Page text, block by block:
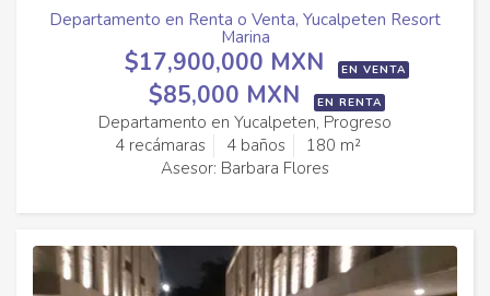
Departamento en Renta o Venta, Yucalpeten Resort
Marina
$17,900,000 MXN EN VENTA
$85,000 MXN EN RENTA
Departamento en Yucalpeten, Progreso
4 recámaras
4 baños
180 m²
Asesor: Barbara Flores